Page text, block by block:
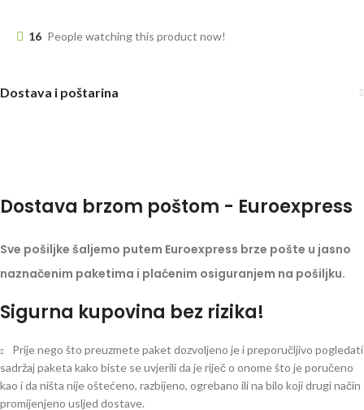
16 People watching this product now!
Dostava i poštarina
Dostava brzom poštom - Euroexpress
Sve pošiljke šaljemo putem Euroexpress brze pošte u jasno
naznačenim paketima i plaćenim osiguranjem na pošiljku.
Sigurna kupovina bez rizika!
Prije nego što preuzmete paket dozvoljeno je i preporučljivo pogledati
sadržaj paketa kako biste se uvjerili da je riječ o onome što je poručeno
kao i da ništa nije oštećeno, razbijeno, ogrebano ili na bilo koji drugi način
promijenjeno usljed dostave.